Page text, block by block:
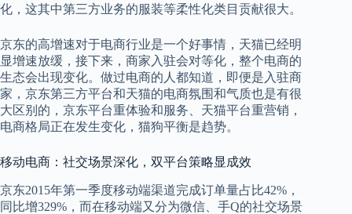
化，这其中第三方业务的服装等柔性化类目贡献很大。
京东的高增速对于电商行业是一个好事情，天猫已经明
显增速放缓，接下来，商家入驻会对等化，整个电商的
生态会出现变化。做过电商的人都知道，即便是入驻商
家，京东第三方平台和天猫的电商氛围和气质也是有很
大区别的，京东平台重体验和服务、天猫平台重营销，
电商格局正在发生变化，猫狗平衡是趋势。
移动电商：社交场景深化，双平台策略显成效
京东2015年第一季度移动端渠道完成订单量占比42%，
同比增329%，而在移动端又分为微信、手Q的社交场景